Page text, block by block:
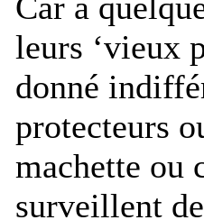
leurs ‘vieux
donné
protecteurs
machette ou
surveillent